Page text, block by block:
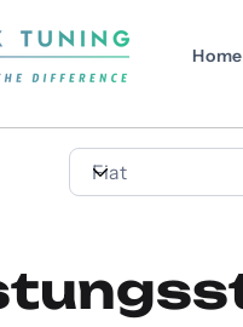
Home